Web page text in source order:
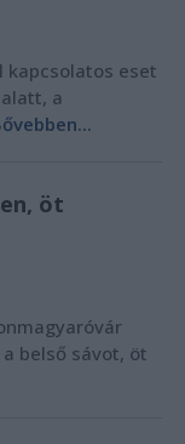
kapcsolatos eset
a
öt
belső sávot, öt